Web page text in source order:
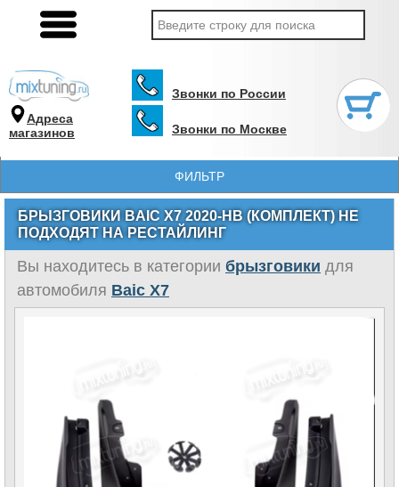
Адреса
магазинов
Звонки по России
Звонки по Москве
ФИЛЬТР
БРЫЗГОВИКИ BAIC X7 2020-НВ (КОМПЛЕКТ) НЕ
ПОДХОДЯТ НА РЕСТАЙЛИНГ
Вы находитесь в категории брызговики для
автомобиля Baic X7